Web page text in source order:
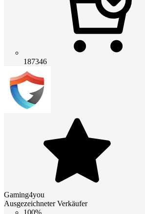
187346
Gaming4you
Ausgezeichneter Verkäufer
100%